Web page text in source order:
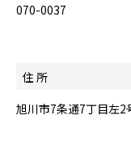
070-0037
住 所
旭川市7条通7丁目左2